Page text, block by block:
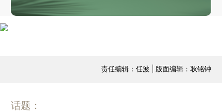
责任编辑：任波 | 版面编辑：耿铭钟
话题：